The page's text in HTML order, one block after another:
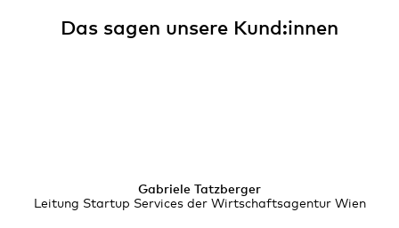
Das sagen unsere Kund:innen
Gabriele Tatzberger
Leitung Startup Services der Wirtschaftsagentur Wien